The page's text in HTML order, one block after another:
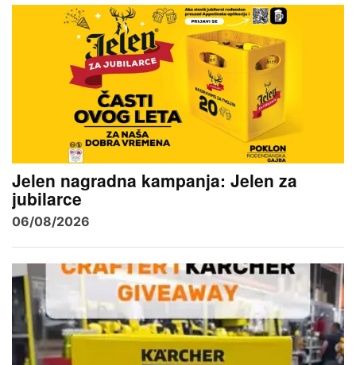
Jelen nagradna kampanja: Jelen za
jubilarce
06/08/2026